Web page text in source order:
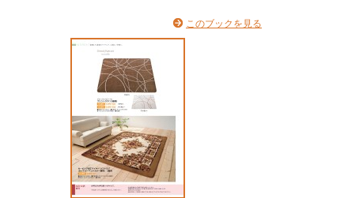
このブックを見る